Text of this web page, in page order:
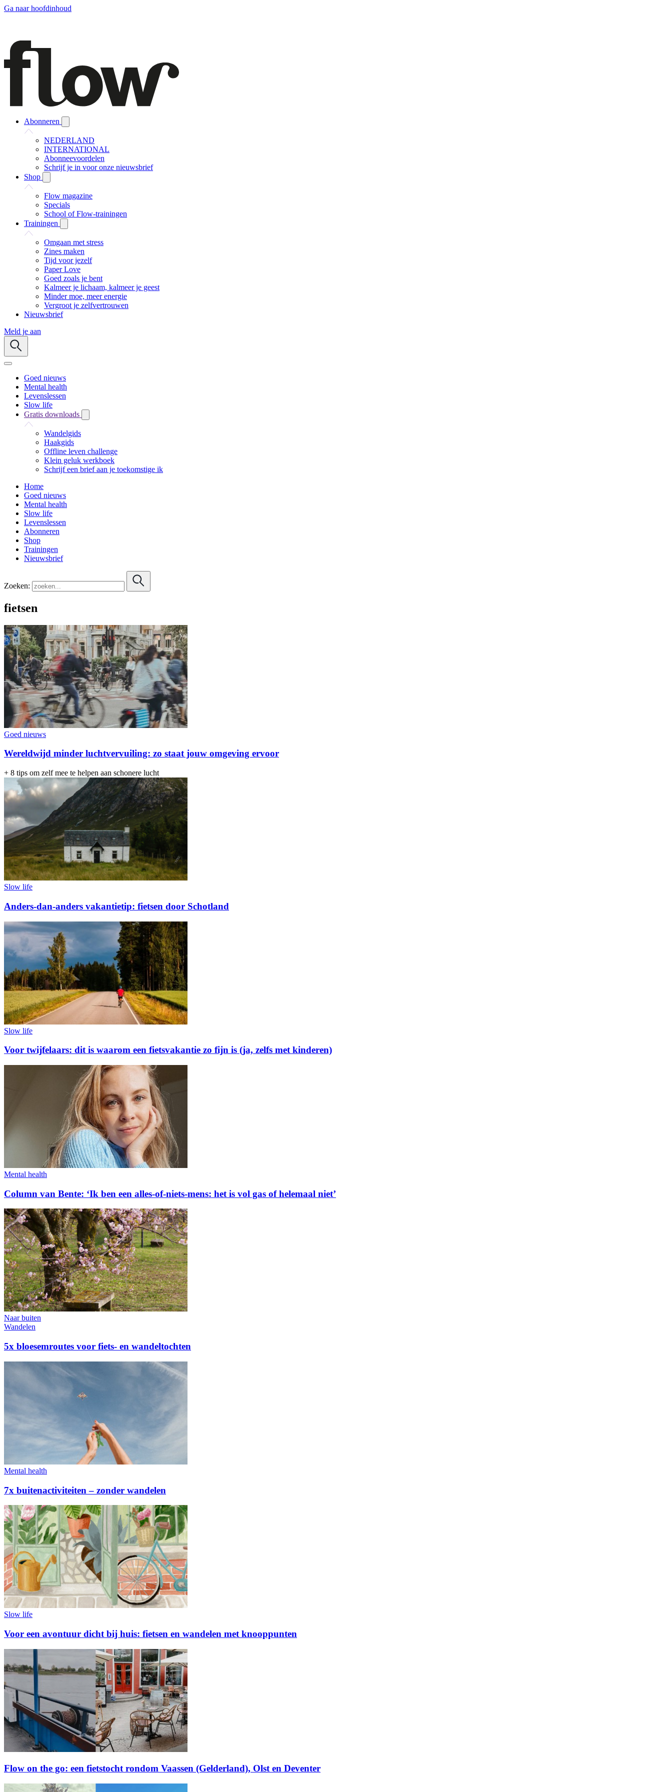
Ga naar hoofdinhoud
Abonneren
NEDERLAND
INTERNATIONAL
Abonneevoordelen
Schrijf je in voor onze nieuwsbrief
Shop
Flow magazine
Specials
School of Flow-trainingen
Trainingen
Omgaan met stress
Zines maken
Tijd voor jezelf
Paper Love
Goed zoals je bent
Kalmeer je lichaam, kalmeer je geest
Minder moe, meer energie
Vergroot je zelfvertrouwen
Nieuwsbrief
Meld je aan
Goed nieuws
Mental health
Levenslessen
Slow life
Gratis downloads
Wandelgids
Haakgids
Offline leven challenge
Klein geluk werkboek
Schrijf een brief aan je toekomstige ik
Home
Goed nieuws
Mental health
Slow life
Levenslessen
Abonneren
Shop
Trainingen
Nieuwsbrief
Zoeken:
fietsen
Goed nieuws
Wereldwijd minder luchtvervuiling: zo staat jouw omgeving ervoor
+ 8 tips om zelf mee te helpen aan schonere lucht
Slow life
Anders-dan-anders vakantietip: fietsen door Schotland
Slow life
Voor twijfelaars: dit is waarom een fietsvakantie zo fijn is (ja, zelfs met kinderen)
Mental health
Column van Bente: ‘Ik ben een alles-of-niets-mens: het is vol gas of helemaal niet’
Naar buiten
Wandelen
5x bloesemroutes voor fiets- en wandeltochten
Mental health
7x buitenactiviteiten – zonder wandelen
Slow life
Voor een avontuur dicht bij huis: fietsen en wandelen met knooppunten
Flow on the go: een fietstocht rondom Vaassen (Gelderland), Olst en Deventer